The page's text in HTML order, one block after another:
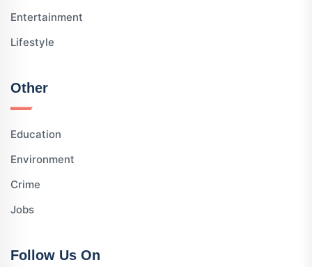
Entertainment
Lifestyle
Other
Education
Environment
Crime
Jobs
Follow Us On